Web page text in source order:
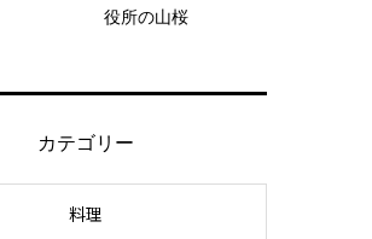
役所の山桜
カテゴリー
料理